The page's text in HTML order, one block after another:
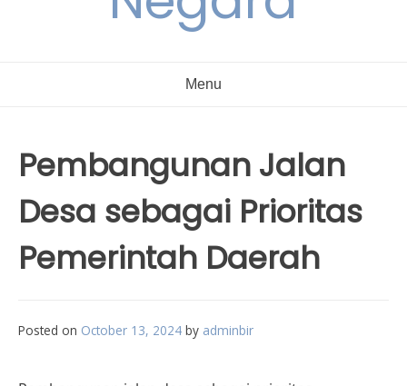
Menu
Pembangunan Jalan
Desa sebagai Prioritas
Pemerintah Daerah
Posted on October 13, 2024 by adminbir